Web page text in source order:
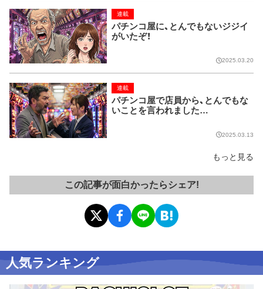
パチンコ屋に、とんでもないジジイ
がいたぞ！
連載
2025.03.20
パチンコ屋で店員から、とんでもな
いことを言われました…
連載
2025.03.13
もっと見る
この記事が面白かったらシェア!
人気ランキング